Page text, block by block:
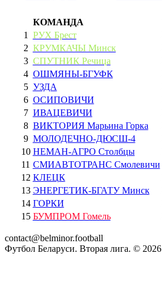
КОМАНДА
1
РУХ Брест
2 КРУМКАЧЫ Минск
3 СПУТНИК Речица
4 ОШМЯНЫ-БГУФК
5 УЗДА
6 ОСИПОВИЧИ
7 ИВАЦЕВИЧИ
8 ВИКТОРИЯ Марьина Горка
9 МОЛОДЕЧНО-ДЮСШ-4
10 НЕМАН-АГРО Столбцы
11 СМИАВТОТРАНС Смолевичи
12 КЛЕЦК
13 ЭНЕРГЕТИК-БГАТУ Минск
14 ГОРКИ
15 БУМПРОМ Гомель
contact@belminor.football
Футбол Беларуси. Вторая лига. © 2026